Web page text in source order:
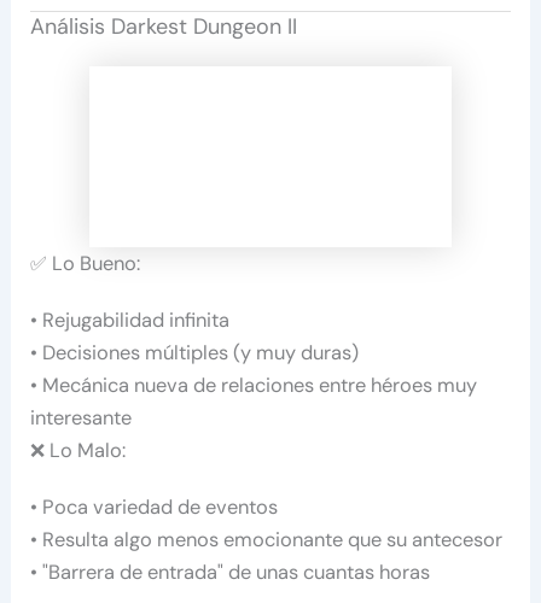
Análisis Darkest Dungeon II
✅ Lo Bueno:
• Rejugabilidad infinita
• Decisiones múltiples (y muy duras)
• Mecánica nueva de relaciones entre héroes muy
interesante
❌ Lo Malo:
• Poca variedad de eventos
• Resulta algo menos emocionante que su antecesor
• "Barrera de entrada" de unas cuantas horas